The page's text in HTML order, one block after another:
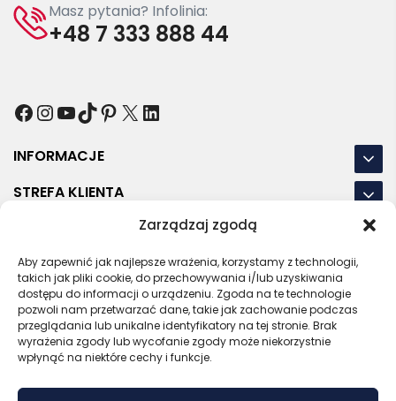
Zarządzaj zgodą
Aby zapewnić jak najlepsze wrażenia, korzystamy z technologii,
takich jak pliki cookie, do przechowywania i/lub uzyskiwania
dostępu do informacji o urządzeniu. Zgoda na te technologie
pozwoli nam przetwarzać dane, takie jak zachowanie podczas
przeglądania lub unikalne identyfikatory na tej stronie. Brak
wyrażenia zgody lub wycofanie zgody może niekorzystnie
wpłynąć na niektóre cechy i funkcje.
Masz pytania? Infolinia:
+48 7 333 888 44
Facebook
Instagram
YouTube
TikTok
Pinterest
X LinkedIn
INFORMACJE
STREFA KLIENTA
NASZE LOKALIZACJE
OSTATNIE POSTY
RODOREGULAMINPOLITYKA PRYWATNOŚCI